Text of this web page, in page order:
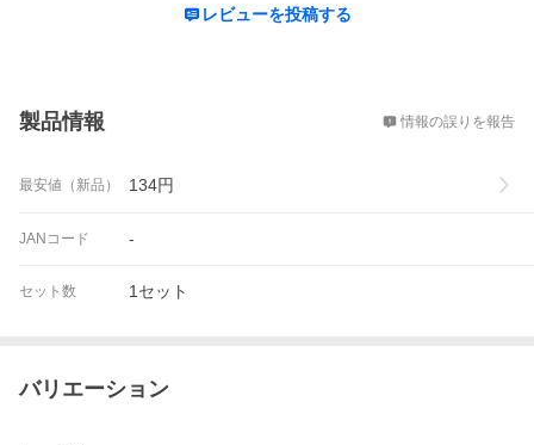
レビューを投稿する
製品情報 情報の誤りを報告
最安値（新品） 134円
JANコード -
セット数 1セット
バリエーション